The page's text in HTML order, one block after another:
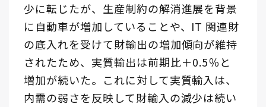
少に転じたが、生産制約の解消進展を背景
に自動車が増加していることや、IT 関連財
の底入れを受けて財輸出の増加傾向が維持
されたため、実質輸出は前期比＋0.5％と
増加が続いた。これに対して実質輸入は、
内需の弱さを反映して財輸入の減少は続い